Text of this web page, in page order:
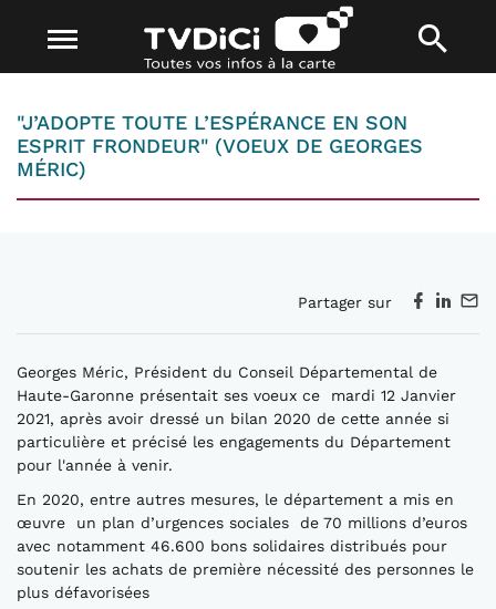
"J’ADOPTE TOUTE L’ESPÉRANCE EN SON
ESPRIT FRONDEUR" (VOEUX DE GEORGES
MÉRIC)
Partager sur
Georges Méric, Président du Conseil Départemental de
Haute-Garonne présentait ses voeux ce mardi 12 Janvier
2021, après avoir dressé un bilan 2020 de cette année si
particulière et précisé les engagements du Département
pour l'année à venir.
En 2020, entre autres mesures, le département a mis en
œuvre un plan d’urgences sociales de 70 millions d’euros
avec notamment 46.600 bons solidaires distribués pour
soutenir les achats de première nécessité des personnes le
plus défavorisées